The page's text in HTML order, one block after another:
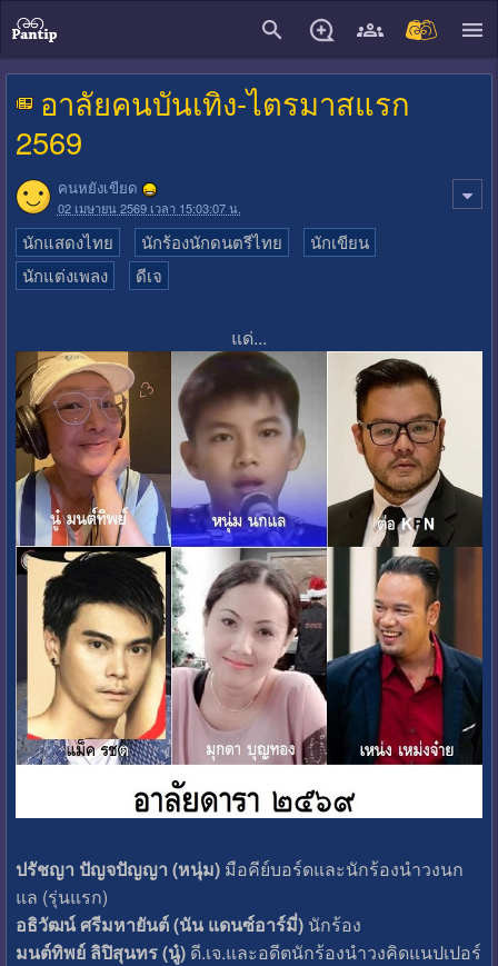
อาลัยคนบันเทิง-ไตรมาสแรก
2569
คนหยังเขียด
02 เมษายน 2569 เวลา 15:03:07 น.
นักแสดงไทย นักร้องนักดนตรีไทย
นักเขียน
นักแต่งเพลง
ดีเจ
แด่...
ปรัชญา ปัญจปัญญา (หนุ่ม)มือคีย์บอร์ดและนักร้องนำวงนก
แล (รุ่นแรก)
อธิวัฒน์ ศรีมหายันต์ (นัน แดนซ์อาร์มี่)นักร้อง
มนต์ทิพย์ ลิปิสุนทร (นู๋) ดี.เจ.และอดีตนักร้องนำวงคิดแนปเปอร์
close